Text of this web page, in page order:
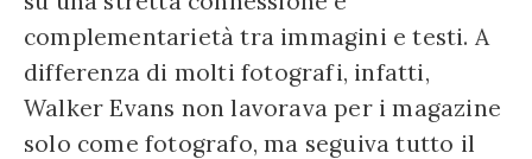
complementarietà tra immagini e testi. A
differenza di molti fotografi, infatti,
Walker Evans non lavorava per i magazine
solo come fotografo, ma seguiva tutto il